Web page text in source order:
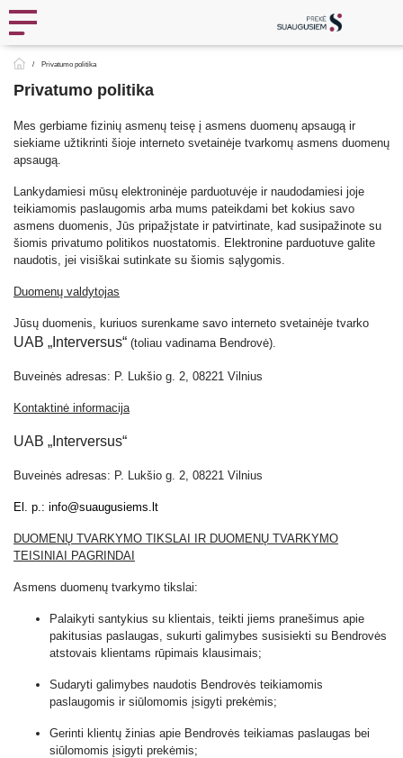
Privatumo politika
Privatumo politika
Mes gerbiame fizinių asmenų teisę į asmens duomenų apsaugą ir
siekiame užtikrinti šioje interneto svetainėje tvarkomų asmens duomenų
apsaugą.
Lankydamiesi mūsų elektroninėje parduotuvėje ir naudodamiesi joje
teikiamomis paslaugomis arba mums pateikdami bet kokius savo
asmens duomenis, Jūs pripažįstate ir patvirtinate, kad susipažinote su
šiomis privatumo politikos nuostatomis. Elektronine parduotuve galite
naudotis, jei visiškai sutinkate su šiomis sąlygomis.
Duomenų valdytojas
Jūsų duomenis, kuriuos surenkame savo interneto svetainėje tvarko
UAB „Interversus“ (toliau vadinama Bendrovė).
Buveinės adresas: P. Lukšio g. 2, 08221 Vilnius
Kontaktinė informacija
UAB „Interversus“
Buveinės adresas: P. Lukšio g. 2, 08221 Vilnius
El. p.: info@suaugusiems.lt
DUOMENŲ TVARKYMO TIKSLAI IR DUOMENŲ TVARKYMO
TEISINIAI PAGRINDAI
Asmens duomenų tvarkymo tikslai:
Palaikyti santykius su klientais, teikti jiems pranešimus apie
pakitusias paslaugas, sukurti galimybes susisiekti su Bendrovės
atstovais klientams rūpimais klausimais;
Sudaryti galimybes naudotis Bendrovės teikiamomis
paslaugomis ir siūlomomis įsigyti prekėmis;
Gerinti klientų žinias apie Bendrovės teikiamas paslaugas bei
siūlomomis įsigyti prekėmis;